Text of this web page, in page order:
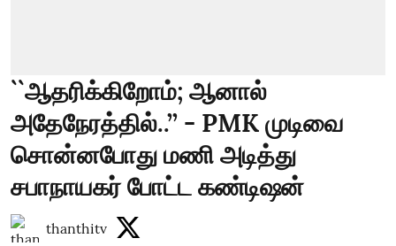
``ஆதரிக்கிறோம்; ஆனால்
அதேநேரத்தில்..’’ - PMK முடிவை
சொன்னபோது மணி அடித்து
சபாநாயகர் போட்ட கண்டிஷன்
thanthitv